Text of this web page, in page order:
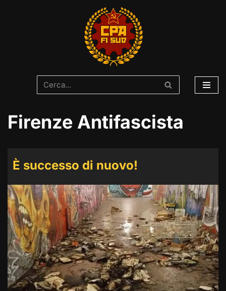
Firenze Antifascista
È successo di nuovo!